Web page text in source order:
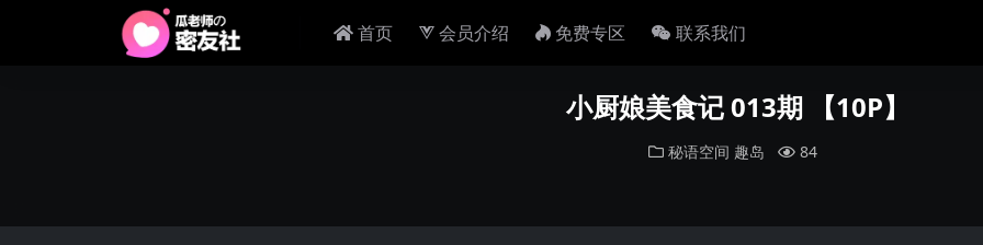
首页 会员介绍 免费专区 联系我们
小厨娘美食记 013期 【10P】
秘语空间 趣岛 84